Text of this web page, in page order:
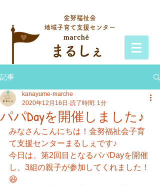
金努福祉会
地域子育て支援センター
記事
パパDayを開催しました♪
kanayume-marche
2020年12月16日 読了時間: 1分
みなさんこんにちは！金努福祉会子育
て支援センターまるしぇです♪
今日は、第2回目となるパパDayを開催
し、3組の親子が参加してくれました！
😆